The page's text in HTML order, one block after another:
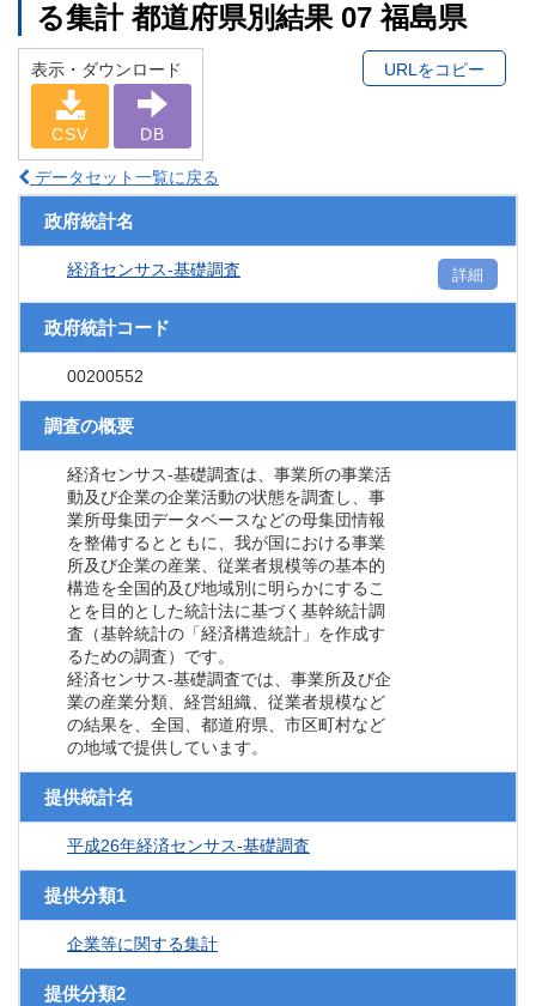
る集計 都道府県別結果 07 福島県
表示・ダウンロード
CSV DB
URLをコピー
データセット一覧に戻る
政府統計名
経済センサス‐基礎調査 詳細
政府統計コード
00200552
調査の概要
経済センサス‐基礎調査は、事業所の事業活
動及び企業の企業活動の状態を調査し、事
業所母集団データベースなどの母集団情報
を整備するとともに、我が国における事業
所及び企業の産業、従業者規模等の基本的
構造を全国的及び地域別に明らかにするこ
とを目的とした統計法に基づく基幹統計調
査（基幹統計の「経済構造統計」を作成す
るための調査）です。
経済センサス‐基礎調査では、事業所及び企
業の産業分類、経営組織、従業者規模など
の結果を、全国、都道府県、市区町村など
の地域で提供しています。
提供統計名
平成26年経済センサス‐基礎調査
提供分類1
企業等に関する集計
提供分類2